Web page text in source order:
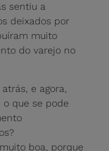
sentiu a
deixados por
muito
do varejo no
e agora,
que se pode
boa, porque